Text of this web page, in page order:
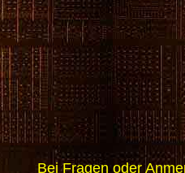
Bei Fragen oder